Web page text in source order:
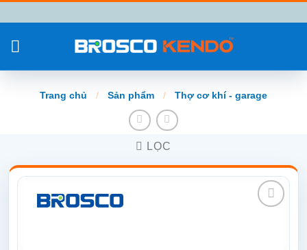
đến
nội
Trang chủ / Sản phẩm / Thợ cơ khí - garage
LỌC